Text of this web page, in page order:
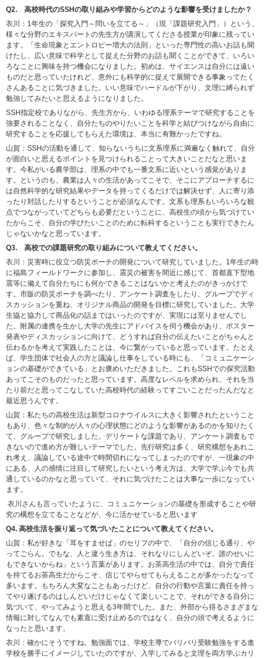
Q2. 高校時代のSSHの取り組みや学習からどのような影響を受けましたか？
衣川：1年生の「探究入門～問いを立てる～」（現「課題研究入門」）という、
様々な分野のエキスパートの先生方が講演してくださる授業が印象に残ってい
ます。「生命現象とエントロピー増大の法則」といった専門性の高いお話も聞
けたし、広い意味で科学として捉えた分野のお話も聞くことができて、いろい
ろなことに興味を持つ機会になりました。初めは、サイエンスは自分には遠い
ものだと思っていたけれど、意外にも科学的に捉えて展開できる事象ってたく
さんあることに気づきました。いい意味でハードルが下がり、文理に縛られず
勉強してみたいと思えるようになりました。
SSH指定校でありながら、先生方から、いわゆる理系テーマで研究することを
強要されることなく、自分たちのやりたいことを科学と結びつけながら自由に
研究することを応援してもらえた環境は、本当に有難かったですね。
山賀：SSHの活動を通して、知らないうちに文系理系に満遍なく触れて、自分
が面白いと思えるポイントを見つけられることって大きいことだなと思いま
す。今私がいる農学部は、理系の中でも一番文系に近いという感覚がありま
す。というのも、農業は人々の生活があってこそで、そこにアプローチするに
は自然科学的な研究結果やデータを持ってくるだけでは解決せず、人に寄り添
ったり対話したりするということが必須なんです。文系も理系もいろいろな観
点でつながっていてどちらも必要だということに、高校生の頃から気づけてい
たからこそ、自分の学びたいことのために転科するということも実行できたん
じゃないかなと思っています。
Q3. 高校での課題研究の取り組みについて教えてください。
衣川：災害時に役立つ防災ポーチの開発について研究していました。1年生の時
に福島フィールドワークに参加し、震災の被害を間近に感じて、首都直下型地
震等に備えて自分たちにも何かできることはないかと考えたのがきっかけで
す。市販の防災ポーチを調べたり、アンケート調査をしたり、グループでディ
スカッションを重ね、オリジナル商品の開発を目標に研究していました。大学
生協と協力して商品化の話まではいったのですが、実現には至りませんでし
た。附属の連携を生かし大学の先生にアドバイスを伺う機会があり、ポスター
発表やディスカッションに向けて、どうすれば自分の伝えたいことがちゃんと
伝わるかを考えて実践したことは、今に繋がっていると思っています。たとえ
ば、学生団体で社会人の方と議論し仕事をしている時にも、「コミュニケーシ
ョンの基礎ができている」とお褒めいただきました。これもSSHでの探究活動
あってこそのものだったと思っています。高度なレベルを求められ、それを当
たり前だと思ってこなしていた高校時代の経験ってすごいことだったんだなと
最近思うんです。
山賀：私たちの高校生活は新型コロナウイルスに大きく影響されたということ
もあり、色々な制約が人々の心理状態にどのような影響があるのかを知りたく
て、グループで研究しました。デリケートな課題であり、アンケート調査もで
きないので進め方が難しいテーマでした。先行研究は多く、研究構想をあれこ
れ考え、議論している途中で時間切れになってしまったのですが、一現象の中
にある、人の感情に注目して研究したいという考え方は、大学で学ぶ今でも共
通しているのかなと思っていて、それに気づけたことは大事な一歩になってい
ます。
衣川さんも言っていたように、コミュニケーションの基礎を形成することや研
究の構想を立てることなどが、今に活かせていると思います
Q4. 高校生活を振り返って気づいたことについて教えてください。
山賀：私が好きな「耳をすませば」のセリフの中で、「自分の信じる通り、や
ってごらん。でもな、人と違う生き方は、それなりにしんどいぞ。誰のせいに
もできないからね」という言葉があります。お茶高生活の中では、自分で責任
を持てるお茶高生だからこそ、信じてやらせてもらえることが多かったなって
多います。もちろん大変なこともあったけど、自分の行動や言葉に責任を持っ
てやり遂げるのはしんどいだけじゃなくて楽しいことで、それができる自分に
気づいて、やってみようと思える3年間でした。また、外部から得るさまざまな
情報に対してなんでも素直に受け止めるのではなく、自分の頭で考えるように
なったと思います。
衣川：確かにそうですね。勉強面では、学校主導でバリバリ受験勉強をする進
学校を勝手にイメージしていたのですが、入学してみると文理を両方学ぶカリ